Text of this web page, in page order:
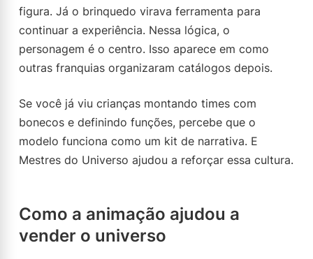
figura. Já o brinquedo virava ferramenta para
continuar a experiência. Nessa lógica, o
personagem é o centro. Isso aparece em como
outras franquias organizaram catálogos depois.
Se você já viu crianças montando times com
bonecos e definindo funções, percebe que o
modelo funciona como um kit de narrativa. E
Mestres do Universo ajudou a reforçar essa cultura.
Como a animação ajudou a
vender o universo